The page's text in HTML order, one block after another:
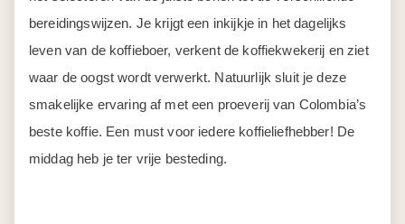
bereidingswijzen. Je krijgt een inkijkje in het dagelijks
leven van de koffieboer, verkent de koffiekwekerij en ziet
waar de oogst wordt verwerkt. Natuurlijk sluit je deze
smakelijke ervaring af met een proeverij van Colombia’s
beste koffie. Een must voor iedere koffieliefhebber! De
middag heb je ter vrije besteding.